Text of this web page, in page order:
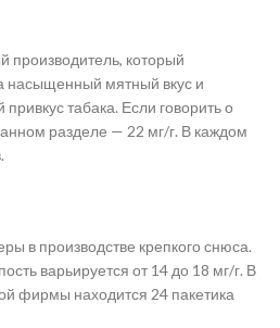
производитель, который
насыщенный мятный вкус и
табака. Если говорить о
разделе — 22 мг/г. В каждом
в производстве крепкого снюса.
варьируется от 14 до 18 мг/г. В
фирмы находится 24 пакетика